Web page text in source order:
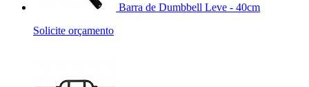
Barra de Dumbbell Leve - 40cm
Solicite orçamento